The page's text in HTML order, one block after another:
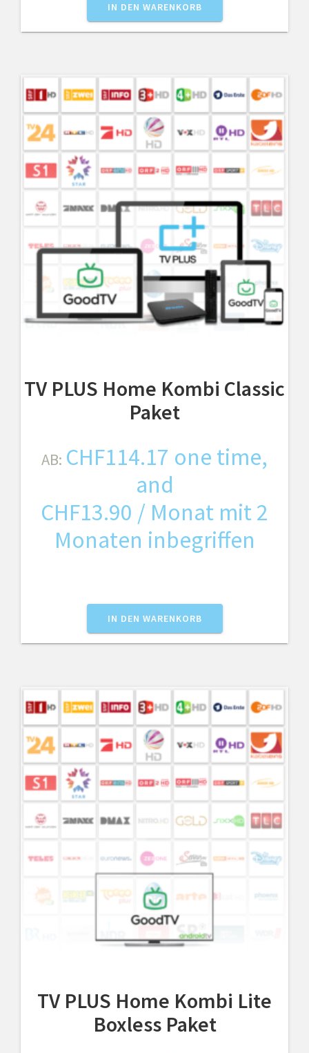
IN DEN WARENKORB
TV PLUS Home Kombi Classic
Paket
AB: CHF114.17 one time,
and
CHF13.90 / Monat mit 2
Monaten inbegriffen
IN DEN WARENKORB
TV PLUS Home Kombi Lite
Boxless Paket